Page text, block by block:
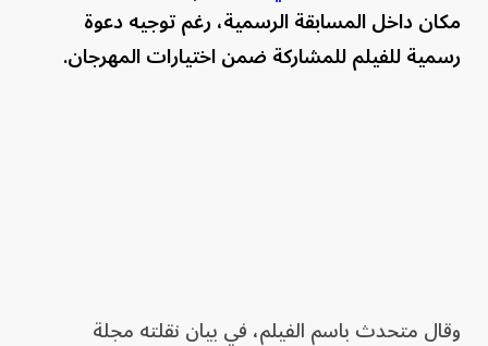
مكان داخل المسابقة الرسمية، رغم توجيه دعوة
رسمية للفيلم للمشاركة ضمن اختيارات المهرجان.
وقال متحدث باسم الفيلم، في بيان نقلته مجلة